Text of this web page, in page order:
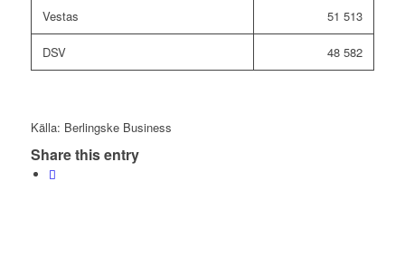
Vestas 51 513
DSV 48 582
Källa: Berlingske Business
Share this entry